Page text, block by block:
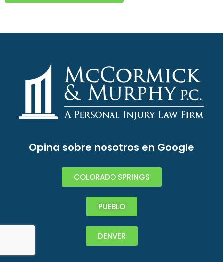
Opina sobre nosotros en Google
COLORADO SPRINGS
PUEBLO
DENVER